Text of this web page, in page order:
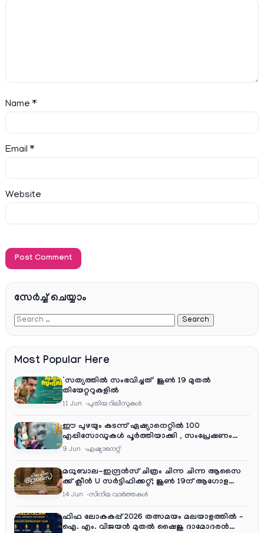
Name*
Email*
Website
സേര്‍ച്ച്‌ ചെയ്യാം
Most Popular Here
‘സത്യത്തിൽ സംഭവിച്ചത്’ ജൂൺ 19 മുതൽ
തിയേറ്ററുകളിൽ
11 Jun പുതിയ റിലീസുകള്‍
ഈ പുഴയും കടന്ന് ഏഷ്യാനെറ്റിൽ 100
എപ്പിസോഡുകൾ പൂർത്തിയാക്കി , സംപ്രേഷണം
തിങ്കൾ മുതൽ വെള്ളി വരെ രാത്രി 9:30 ന്
9 Jun ഏഷ്യാനെറ്റ്‌
മധുബാല-ഇന്ദ്രൻസ് ചിത്രം ചിന്ന ചിന്ന ആസൈ
ക്ക് ക്ലീൻ U സർട്ടിഫിക്കറ്റ്; ജൂൺ 19ന് ആഗോള
റിലീസ്
14 Jun സിനിമ വാര്‍ത്തകള്‍
ഫിഫ ലോകകപ്പ് 2026 തത്സമയം മലയാളത്തിൽ –
ഐ. എം. വിജയൻ മുതൽ ഷൈജു ദാമോദരൻ